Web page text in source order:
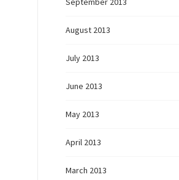
August 2013
July 2013
June 2013
May 2013
April 2013
March 2013